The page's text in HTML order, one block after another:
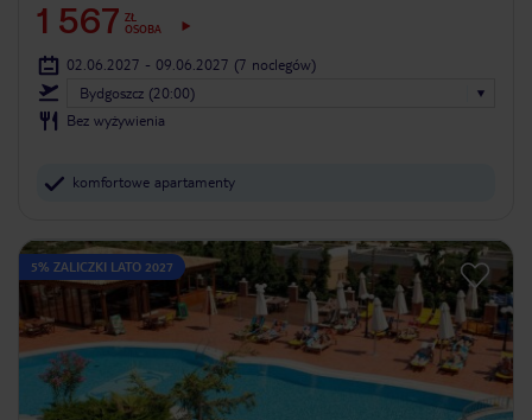
1 567 ZŁ
OSOBA
02.06.2027 - 09.06.2027 (7 noclegów)
Bydgoszcz (20:00)
Bez wyżywienia
komfortowe apartamenty
5% ZALICZKI LATO 2027